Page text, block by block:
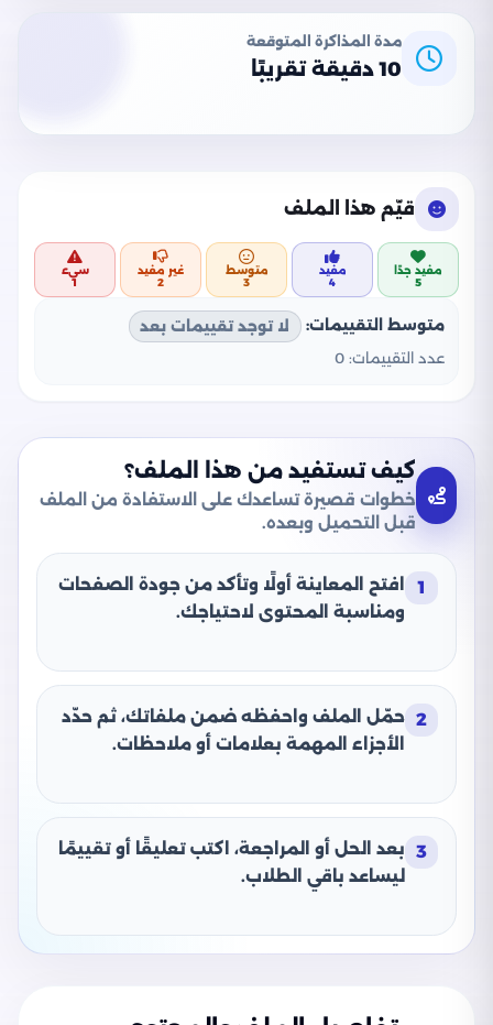
مدة المذاكرة المتوقعة
10 دقيقة تقريبًا
قيّم هذا الملف
مفيد جدًا
5
مفيد
4
متوسط
3
غير مفيد
2
سيء
1
متوسط التقييمات:
لا توجد تقييمات بعد
عدد التقييمات: 0
كيف تستفيد من هذا الملف؟
خطوات قصيرة تساعدك على الاستفادة من الملف
قبل التحميل وبعده.
1
افتح المعاينة أولًا وتأكد من جودة الصفحات
ومناسبة المحتوى لاحتياجك.
2 حمّل الملف واحفظه ضمن ملفاتك، ثم حدّد
الأجزاء المهمة بعلامات أو ملاحظات.
3
بعد الحل أو المراجعة، اكتب تعليقًا أو تقييمًا
ليساعد باقي الطلاب.